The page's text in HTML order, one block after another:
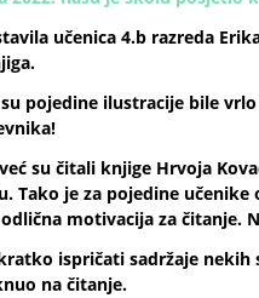
učenica 4.b razreda
pojedine ilustracije bile
su čitali knjige Hrvoja
Tako je za pojedine
motivacija za čitanje.
ispričati sadržaje
na čitanje.